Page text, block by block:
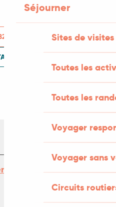
Séjourner
Sites de visites
Toutes les
Toutes les
Voyager
Voyager sans
Circuits
85 92
NOUS
une erreur